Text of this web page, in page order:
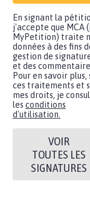
En signant la
j'accepte que MCA
MyPetition) traite
données à des fins
gestion de
et des
Pour en savoir plus,
ces traitements et
mes droits, je
les conditions
d'utilisation.
VOIR
TOUTES LES
SIGNATURES